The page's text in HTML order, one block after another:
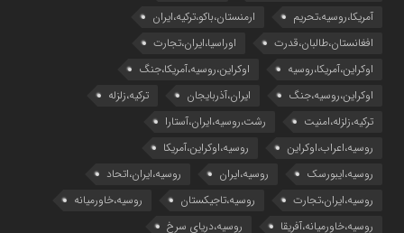
آمریکا،روسیه،تحریم
ارمنستان،باکو،ترکیه،ایران
افغانستان،طالبان،قدرت
اوراسیا،ایران،تجارت
اوکراین،آمریکا،روسیه
اوکراین،روسیه،آمریکا،جنگ
اوکراین،روسیه،جنگ
ایران،آذربایجان
ترکیه،زلزله
ترکیه،زلزله،امنیت
رشت،روسیه،ایران،آستارا
روسیه،اعراب،اوکراین
روسیه،اوکراین،آمریکا
روسیه،ایبورسک
روسیه،ایران
روسیه،ایران،اتحاد
روسیه،ایران،تجارت
روسیه،تاجیکستان
روسیه،خاورمیانه
روسیه،خاورمیانه،آفریقا
روسیه،دریای سرخ